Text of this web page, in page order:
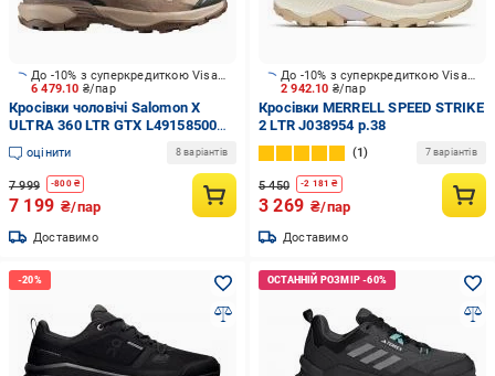
6 479.10 ₴/пар
До -10% з суперкредиткою Visa Вигода
Кросівки чоловічі Salomon X
ULTRA 360 LTR GTX L49158500
р.43 1/3 коричневі
оцінити 8 варіантів
7 999 -800₴
7 199 ₴/пар
Доставимо
2 942.10 ₴/пар
До -10% з суперкредиткою Visa Вигода
Кросівки MERRELL SPEED STRIKE
2 LTR J038954 р.38
1 7 варіантів
5 450 -2 181 ₴
3 269 ₴/пар
Доставимо